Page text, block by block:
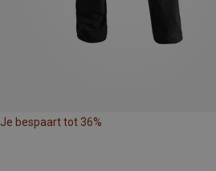
Je bespaart tot 36%